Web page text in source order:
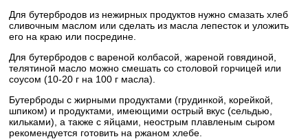
Для бутербродов из нежирных продуктов нужно смазать хлеб
сливочным маслом или сделать из масла лепесток и уложить
его на краю или посредине.
Для бутербродов с вареной колбасой, жареной говядиной,
телятиной масло можно смешать со столовой горчицей или
соусом (10-20 г на 100 г масла).
Бутерброды с жирными продуктами (грудинкой, корейкой,
шпиком) и продуктами, имеющими острый вкус (сельдью,
кильками), а также с яйцами, неострым плавленым сыром
рекомендуется готовить на ржаном хлебе.